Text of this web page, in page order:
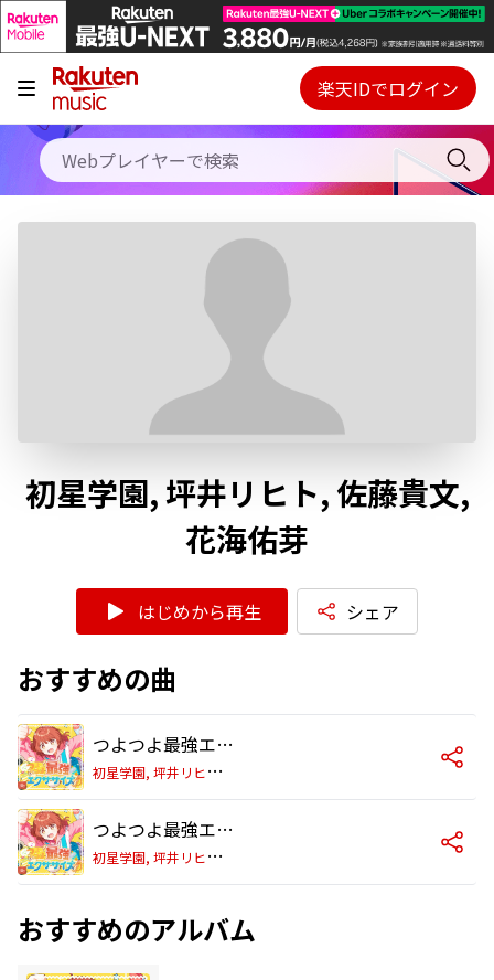
キャンペーン
料金プラン
使い方
Webプレイヤー
ご契約内容の確認・変更
楽天IDでログイン
初星学園, 坪井リヒト, 佐藤貴文,
花海佑芽
はじめから再生 シェア
おすすめの曲
つよつよ最強エクササイズ
初
星学園, 坪井リヒト, 佐藤貴文, 花海佑芽
つよつよ最強エクササイズ [Instrumental]
初
星学園, 坪井リヒト, 佐藤貴文, 花海佑芽
おすすめのアルバム